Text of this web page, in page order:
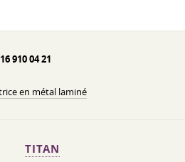
910 04 21
en métal laminé
TITAN